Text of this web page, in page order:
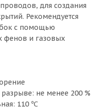
для создания
Рекомендуется
с помощью
фенов и газовых
не менее 200 %
110 ℃